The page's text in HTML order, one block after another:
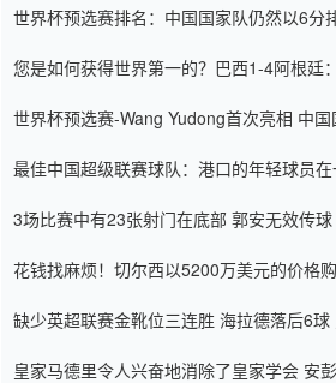
世界杯预选赛排名：中国国家队仍然以6分
您是如何获得世界第一的？巴西1-4阿根廷
世界杯预选赛-Wang Yudong首次亮相 中国
最佳中国超级联赛球队：港口的年轻球员在
3场比赛中有23张射门在底部 郭安无效传
花钱找麻烦！切尔西以5200万美元的价格
缺少英超联赛金靴位三连胜 海拉德落后6球
皇家马德里令人兴奋地消除了皇家学会 安